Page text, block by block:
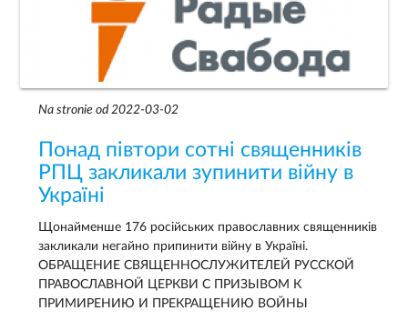
Na stronie od 2022-03-02
Понад півтори сотні священників
РПЦ закликали зупинити війну в
Україні
Щонайменше 176 російських православних священників
закликали негайно припинити війну в Україні.
ОБРАЩЕНИЕ СВЯЩЕННОСЛУЖИТЕЛЕЙ РУССКОЙ
ПРАВОСЛАВНОЙ ЦЕРКВИ С ПРИЗЫВОМ К
ПРИМИРЕНИЮ И ПРЕКРАЩЕНИЮ ВОЙНЫ